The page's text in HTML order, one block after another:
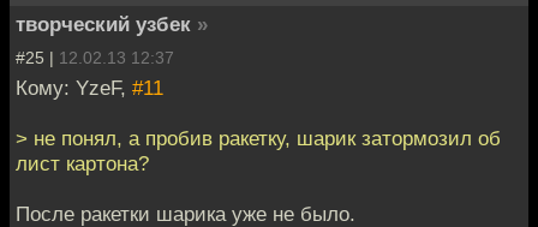
творческий узбек »
#25 | 12.02.13 12:37
Кому: YzeF, #11
> не понял, а пробив ракетку, шарик затормозил об
лист картона?
После ракетки шарика уже не было.